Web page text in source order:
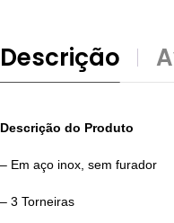
Descrição
Descrição do Produto
– Em aço inox, sem furador
– 3 Torneiras